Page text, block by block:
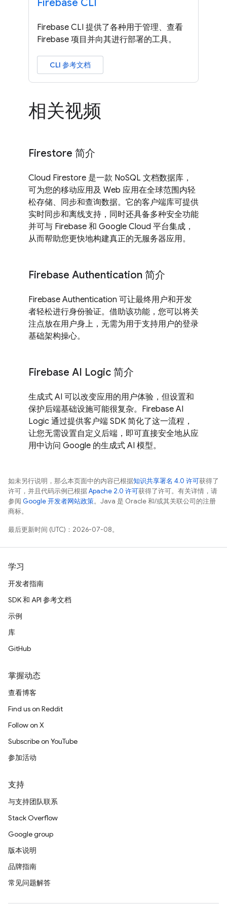
Firebase CLI
Firebase CLI 提供了各种用于管理、查看
Firebase 项目并向其进行部署的工具。
CLI 参考文档
相关视频
Firestore 简介
Cloud Firestore 是一款 NoSQL 文档数据库，
可为您的移动应用及 Web 应用在全球范围内轻
松存储、同步和查询数据。它的客户端库可提供
实时同步和离线支持，同时还具备多种安全功能
并可与 Firebase 和 Google Cloud 平台集成，
从而帮助您更快地构建真正的无服务器应用。
Firebase Authentication 简介
Firebase Authentication 可让最终用户和开发
者轻松进行身份验证。借助该功能，您可以将关
注点放在用户身上，无需为用于支持用户的登录
基础架构操心。
Firebase AI Logic 简介
生成式 AI 可以改变应用的用户体验，但设置和
保护后端基础设施可能很复杂。Firebase AI
Logic 通过提供客户端 SDK 简化了这一流程，
让您无需设置自定义后端，即可直接安全地从应
用中访问 Google 的生成式 AI 模型。
如未另行说明，那么本页面中的内容已根据知识共享署名 4.0 许可获得了
许可，并且代码示例已根据Apache 2.0 许可获得了许可。有关详情，请
参阅 Google 开发者网站政策。Java 是 Oracle 和/或其关联公司的注册
商标。
最后更新时间 (UTC)：2026-07-08。
学习
开发者指南
SDK 和 API 参考文档
示例
库
GitHub
掌握动态
查看博客
Find us on Reddit
Follow on X
Subscribe on YouTube
参加活动
支持
与支持团队联系
Stack Overflow
Google group
版本说明
品牌指南
常见问题解答